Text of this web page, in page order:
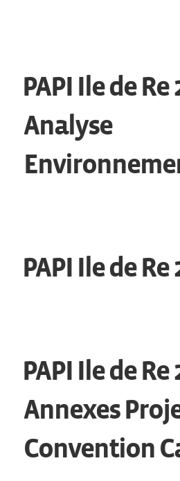
PAPI Ile de Re
Analyse
PAPI Ile de Re
PAPI Ile de Re
Annexes
Convention